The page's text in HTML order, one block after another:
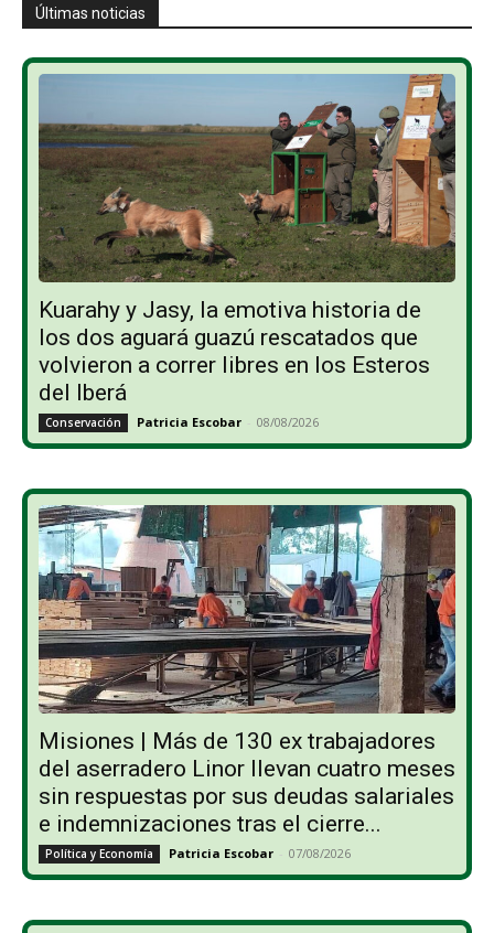
Últimas noticias
Kuarahy y Jasy, la emotiva historia de
los dos aguará guazú rescatados que
volvieron a correr libres en los Esteros
del Iberá
Conservación Patricia Escobar - 08/08/2026
Misiones | Más de 130 ex trabajadores
del aserradero Linor llevan cuatro meses
sin respuestas por sus deudas salariales
e indemnizaciones tras el cierre...
Política y Economía Patricia Escobar - 07/08/2026